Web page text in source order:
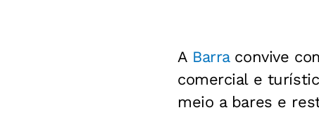
A Barraconvive
comercial e
meio a bares e